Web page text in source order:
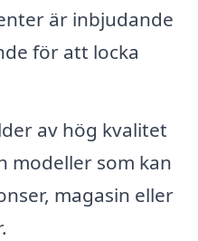
är inbjudande
för att locka
av hög kvalitet
modeller som kan
magasin eller